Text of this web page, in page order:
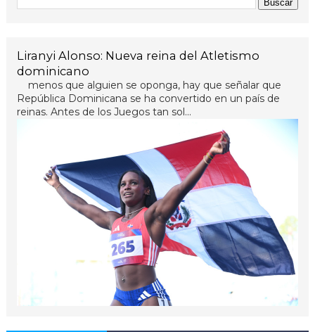
Liranyi Alonso: Nueva reina del Atletismo
dominicano
menos que alguien se oponga, hay que señalar que
República Dominicana se ha convertido en un país de
reinas. Antes de los Juegos tan sol...